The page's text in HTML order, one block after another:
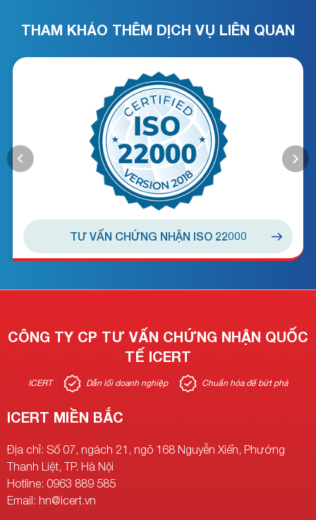
THAM KHẢO THÊM DỊCH VỤ LIÊN QUAN
TƯ VẤN CHỨNG NHẬN ISO 22000
CÔNG TY CP TƯ VẤN CHỨNG NHẬN QUỐC
TẾ ICERT
ICERT Dẫn lối doanh nghiệp Chuẩn hóa để bứt phá
ICERT MIỀN BẮC
Địa chỉ: Số 07, ngách 21, ngõ 168 Nguyễn Xiển, Phường
Thanh Liệt, TP. Hà Nội
Hotline: 0963 889 585
Email: hn@icert.vn